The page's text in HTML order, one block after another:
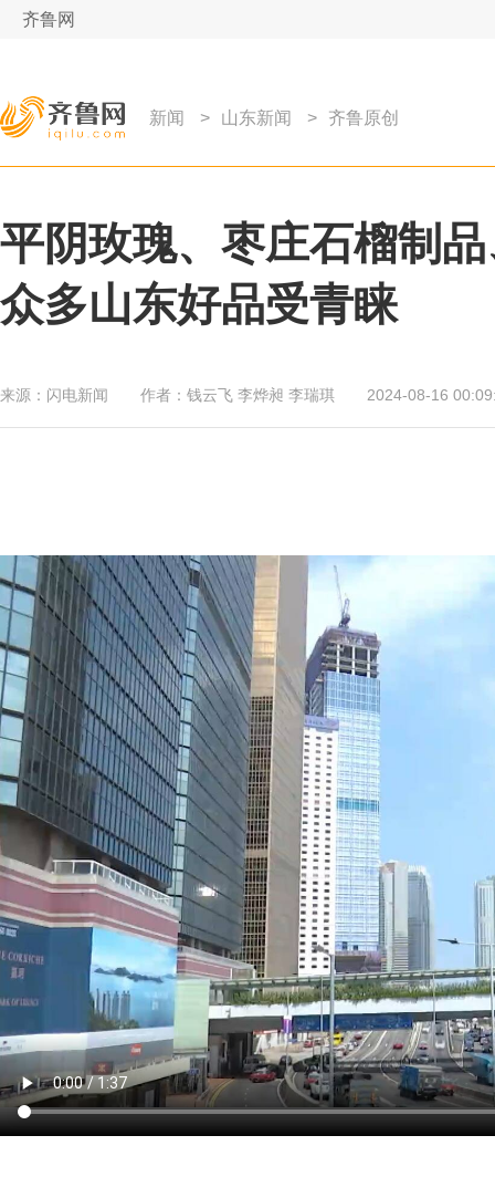
齐鲁网
新闻 > 山东新闻 > 齐鲁原创
平阴玫瑰、枣庄石榴制
众多山东好品受青睐
来源： 闪电新闻 作者： 钱云飞 李烨昶 李瑞琪 2024-08-16